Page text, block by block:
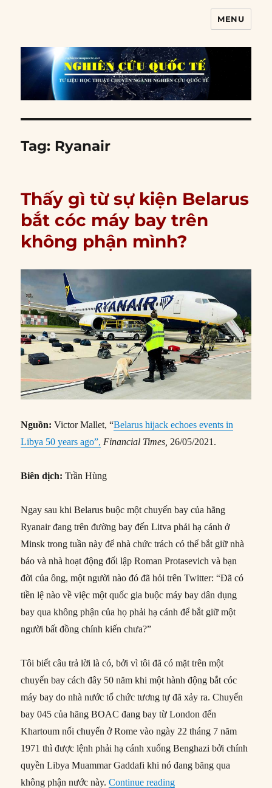
MENU
Tag: Ryanair
Thấy gì từ sự kiện Belarus
bắt cóc máy bay trên
không phận mình?
Nguồn: Victor Mallet, “Belarus hijack echoes events in
Libya 50 years ago”, Financial Times, 26/05/2021.
Biên dịch: Trần Hùng
Ngay sau khi Belarus buộc một chuyến bay của hãng
Ryanair đang trên đường bay đến Litva phải hạ cánh ở
Minsk trong tuần này để nhà chức trách có thể bắt giữ nhà
báo và nhà hoạt động đối lập Roman Protasevich và bạn
đời của ông, một người nào đó đã hỏi trên Twitter: “Đã có
tiền lệ nào về việc một quốc gia buộc máy bay dân dụng
bay qua không phận của họ phải hạ cánh để bắt giữ một
người bất đồng chính kiến chưa?”
Tôi biết câu trả lời là có, bởi vì tôi đã có mặt trên một
chuyến bay cách đây 50 năm khi một hành động bắt cóc
máy bay do nhà nước tổ chức tương tự đã xảy ra. Chuyến
bay 045 của hãng BOAC đang bay từ London đến
Khartoum nối chuyến ở Rome vào ngày 22 tháng 7 năm
1971 thì được lệnh phải hạ cánh xuống Benghazi bởi chính
quyền Libya Muammar Gaddafi khi nó đang băng qua
không phận nước này.Continue reading“Thấy gì từ sự kiện